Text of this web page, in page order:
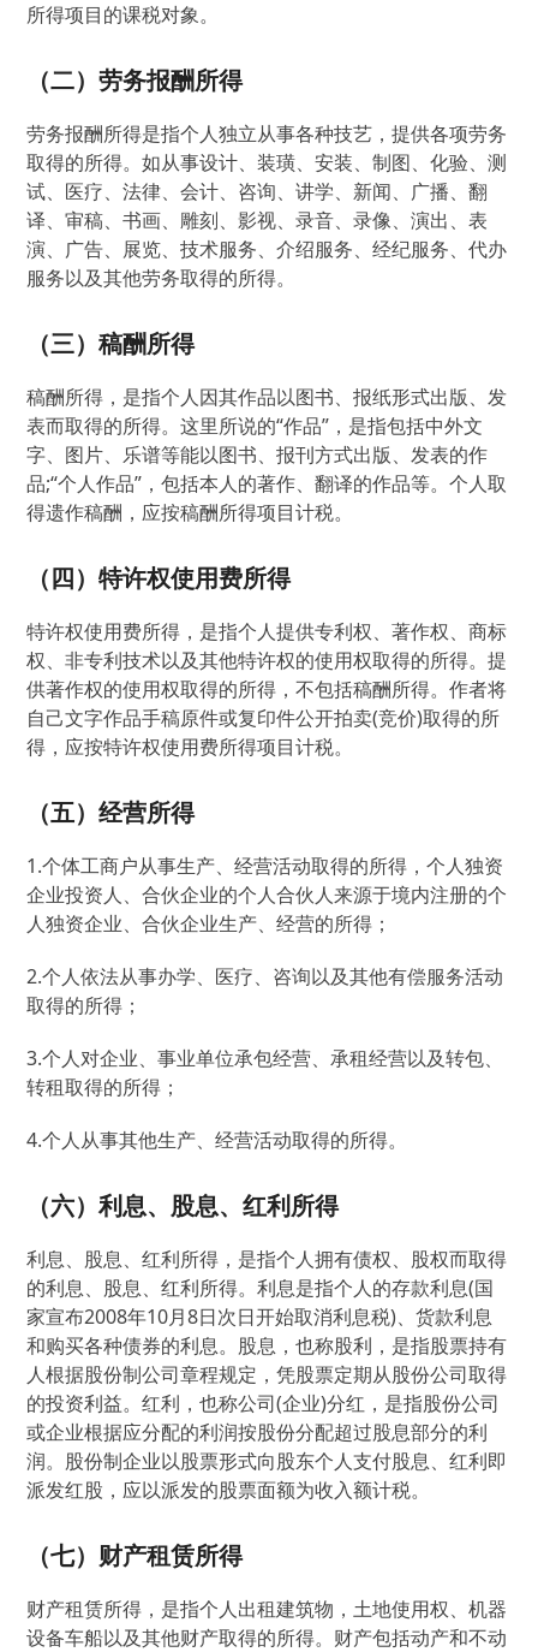
所得项目的课税对象。
（二）劳务报酬所得
劳务报酬所得是指个人独立从事各种技艺，提供各项劳务
取得的所得。如从事设计、装璜、安装、制图、化验、测
试、医疗、法律、会计、咨询、讲学、新闻、广播、翻
译、审稿、书画、雕刻、影视、录音、录像、演出、表
演、广告、展览、技术服务、介绍服务、经纪服务、代办
服务以及其他劳务取得的所得。
（三）稿酬所得
稿酬所得，是指个人因其作品以图书、报纸形式出版、发
表而取得的所得。这里所说的“作品”，是指包括中外文
字、图片、乐谱等能以图书、报刊方式出版、发表的作
品;“个人作品”，包括本人的著作、翻译的作品等。个人取
得遗作稿酬，应按稿酬所得项目计税。
（四）特许权使用费所得
特许权使用费所得，是指个人提供专利权、著作权、商标
权、非专利技术以及其他特许权的使用权取得的所得。提
供著作权的使用权取得的所得，不包括稿酬所得。作者将
自己文字作品手稿原件或复印件公开拍卖(竞价)取得的所
得，应按特许权使用费所得项目计税。
（五）经营所得
1.个体工商户从事生产、经营活动取得的所得，个人独资
企业投资人、合伙企业的个人合伙人来源于境内注册的个
人独资企业、合伙企业生产、经营的所得；
2.个人依法从事办学、医疗、咨询以及其他有偿服务活动
取得的所得；
3.个人对企业、事业单位承包经营、承租经营以及转包、
转租取得的所得；
4.个人从事其他生产、经营活动取得的所得。
（六）利息、股息、红利所得
利息、股息、红利所得，是指个人拥有债权、股权而取得
的利息、股息、红利所得。利息是指个人的存款利息(国
家宣布2008年10月8日次日开始取消利息税)、货款利息
和购买各种债券的利息。股息，也称股利，是指股票持有
人根据股份制公司章程规定，凭股票定期从股份公司取得
的投资利益。红利，也称公司(企业)分红，是指股份公司
或企业根据应分配的利润按股份分配超过股息部分的利
润。股份制企业以股票形式向股东个人支付股息、红利即
派发红股，应以派发的股票面额为收入额计税。
（七）财产租赁所得
财产租赁所得，是指个人出租建筑物，土地使用权、机器
设备车船以及其他财产取得的所得。财产包括动产和不动